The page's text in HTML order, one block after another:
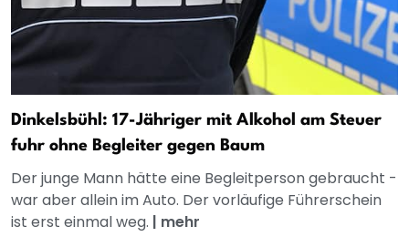
Dinkelsbühl: 17-Jähriger mit Alkohol am Steuer
fuhr ohne Begleiter gegen Baum
Der junge Mann hätte eine Begleitperson gebraucht -
war aber allein im Auto. Der vorläufige Führerschein
ist erst einmal weg. | mehr